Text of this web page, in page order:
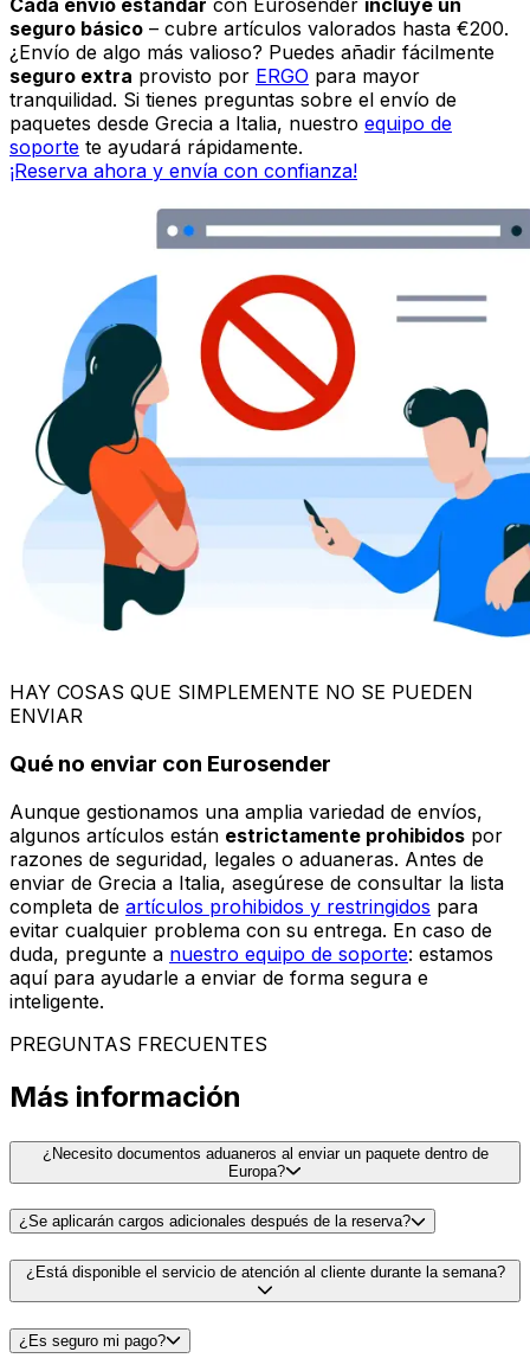
HAY COSAS QUE SIMPLEMENTE NO SE PUEDEN
Qué no enviar con Eurosender
Aunque gestionamos una amplia variedad de envíos,
algunos artículos están
estrictamente prohibidos
razones de seguridad, legales o aduaneras. Antes de
enviar de Grecia a Italia, asegúrese de consultar la lista
completa de
artículos prohibidos y restringidospara
evitar cualquier problema con su entrega. En caso de
duda, pregunte a nuestro equipo de soporte
: estamos
aquí para ayudarle a enviar de forma segura e
inteligente.
PREGUNTAS FRECUENTES
Más información
Europa?
¿Es seguro mi pago?
¿Hay limitaciones al enviar paquetes desde Grecia a Italia?
¿Qué pasa si mi envío de Grecia a Italia se pierde, retrasa o daña?
Envíos en EuropaEnvíos en Norteamérica
Servicios de paquetería en EuropaEnvíos a ciudades de
todo el mundoEnvíos internacionales de maletas
globales de documentosCómo empaquetar y enviar
Otras soluciones logísticas
Empresas de transporte de carga